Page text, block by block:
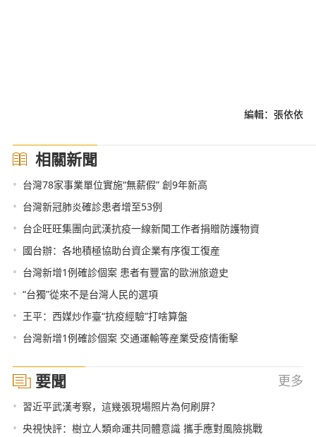
編輯：張依依
相關新聞
• 台灣78家事業單位實施“無薪假” 創9年新高
• 台灣新冠肺炎確診患者增至53例
• 台企旺旺集團向武漢抗疫一線新聞工作者捐贈防護物資
• 國台辦：各地積極協助台資企業有序復工復産
• 台灣新增1例確診個案 患者有豐富的歐洲旅遊史
• “台獨”從來不是台灣人民的選項
• 王平：西媒炒作臺“抗疫經驗”打啥算盤
• 台灣新增1例確診個案 交通運輸等産業受疫情衝擊
要聞 更多
• 習近平武漢考察，這幾張現場照片為何刷屏？
• 央視快評：樹立人類命運共同體意識 攜手應對風險挑戰